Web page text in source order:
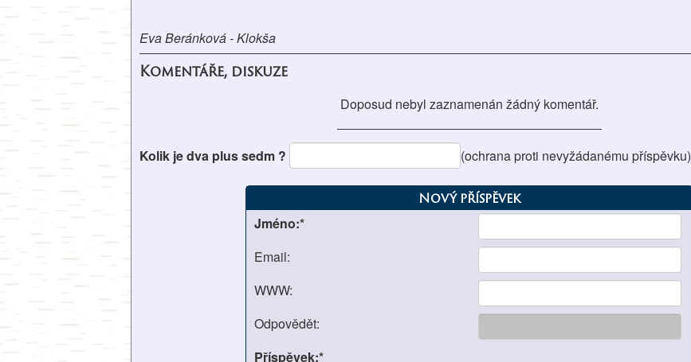
Eva Beránková - Klokša
Komentáře, diskuze
Doposud nebyl zaznamenán žádný komentář.
Kolik je dva plus sedm ? (ochrana proti nevyžádanému příspěvku)
Nový příspěvek
Jméno:*
Email:
WWW:
Odpovědět:
Příspěvek:*